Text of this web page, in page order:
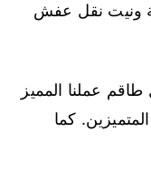
ونيت نقل عفش
طاقم عملنا المميز
كما